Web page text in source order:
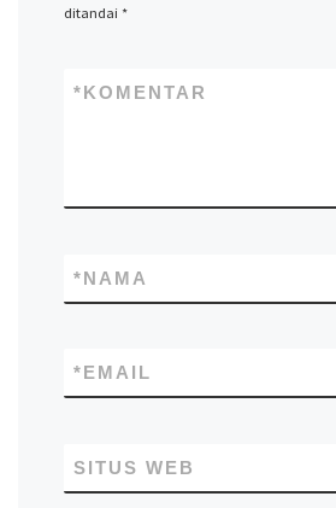
ditandai *
KOMENTAR
*
NAMA
*
EMAIL
*
SITUS WEB